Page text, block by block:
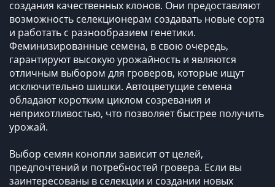
создания качественных клонов. Они предоставляют
возможность селекционерам создавать новые сорта
и работать с разнообразием генетики.
Феминизированные семена, в свою очередь,
гарантируют высокую урожайность и являются
отличным выбором для гроверов, которые ищут
исключительно шишки. Автоцветущие семена
обладают коротким циклом созревания и
неприхотливостью, что позволяет быстрее получить
урожай.
Выбор семян конопли зависит от целей,
предпочтений и потребностей гровера. Если вы
заинтересованы в селекции и создании новых